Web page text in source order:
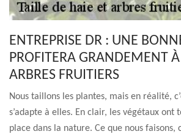
ENTREPRISE DR : UNE
PROFITERA GRANDEMENT
ARBRES FRUITIERS
Nous taillons les plantes, mais en réalité,
s’adapte à elles. En clair, les végétaux ont
place dans la nature. Ce que nous faisons,